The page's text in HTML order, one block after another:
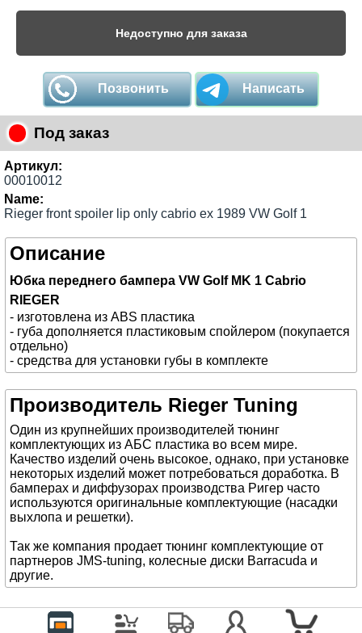
Недоступно для заказа
Позвонить Написать
Под заказ
Артикул:
00010012
Name:
Rieger front spoiler lip only cabrio ex 1989 VW Golf 1
Описание
Юбка переднего бампера VW Golf MK 1 Cabrio
RIEGER
- изготовлена из ABS пластика
- губа дополняется пластиковым спойлером (покупается
отдельно)
- средства для установки губы в комплекте
Производитель Rieger Tuning
Один из крупнейших производителей тюнинг
комплектующих из АБС пластика во всем мире.
Качество изделий очень высокое, однако, при установке
некоторых изделий может потребоваться доработка. В
бамперах и диффузорах производства Ригер часто
используются оригинальные комплектующие (насадки
выхлопа и решетки).
Так же компания продает тюнинг комплектующие от
партнеров JMS-tuning, колесные диски Barracuda и
другие.